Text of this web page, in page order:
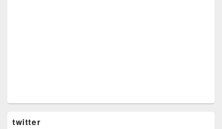
twitter